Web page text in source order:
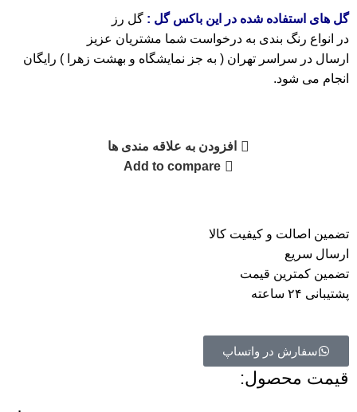
گل های استفاده شده در این باکس گل : گل رز
در انواع رنگ بندی به درخواست شما مشتریان عزیز
ارسال در سراسر تهران ( به جز نمایشگاه و بهشت زهرا ) رایگان
انجام می شود.
افزودن به علاقه مندی ها
Add to compare
تضمین اصالت و کیفیت کالا
ارسال سریع
تضمین کمترین قیمت
پشتیبانی ۲۴ ساعته
سفارش در واتساپ
قیمت محصول:​